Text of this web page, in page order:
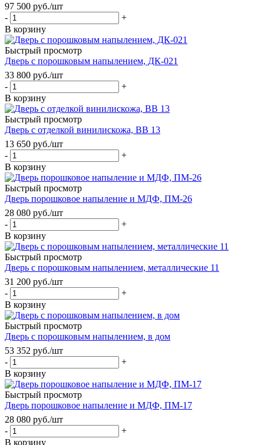
97 500 руб./шт
-
+
В корзину
Быстрый просмотр
Дверь с порошковым напылением, ДК-021
33 800 руб./шт
-
+
В корзину
Быстрый просмотр
Дверь с отделкой винилискожа, ВВ 13
13 650 руб./шт
-
+
В корзину
Быстрый просмотр
Дверь порошковое напыление и МДФ, ПМ-26
28 080 руб./шт
-
+
В корзину
Быстрый просмотр
Дверь с порошковым напылением, металлические 11
31 200 руб./шт
-
+
В корзину
Быстрый просмотр
Дверь с порошковым напылением, в дом
53 352 руб./шт
-
+
В корзину
Быстрый просмотр
Дверь порошковое напыление и МДФ, ПМ-17
28 080 руб./шт
-
+
В корзину